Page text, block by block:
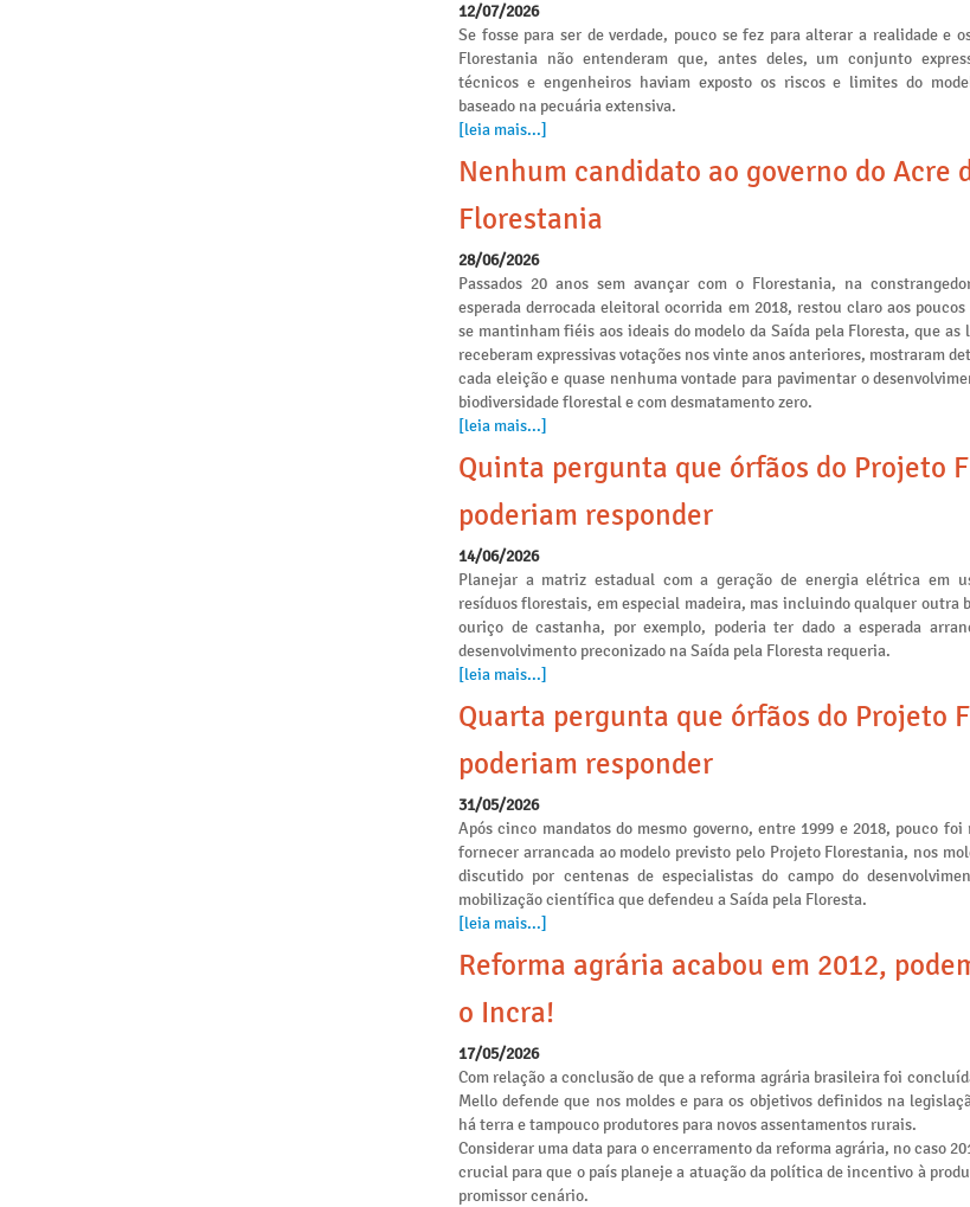
12/07/2026
Se fosse para ser de verdade, pouco se fez para alterar a realidade e
Florestania não entenderam que, antes deles, um conjunto
técnicos e engenheiros haviam exposto os riscos e limites do
baseado na pecuária extensiva.
[leia mais...]
Nenhum candidato ao governo do Acre
Florestania
28/06/2026
Passados 20 anos sem avançar com o Florestania, na
esperada derrocada eleitoral ocorrida em 2018, restou claro aos
se mantinham fiéis aos ideais do modelo da Saída pela Floresta, que
receberam expressivas votações nos vinte anos anteriores, mostraram
cada eleição e quase nenhuma vontade para pavimentar o
biodiversidade florestal e com desmatamento zero.
[leia mais...]
Quinta pergunta que órfãos do Projeto
poderiam responder
14/06/2026
Planejar a matriz estadual com a geração de energia elétrica em
resíduos florestais, em especial madeira, mas incluindo qualquer outra
ouriço de castanha, por exemplo, poderia ter dado a esperada
desenvolvimento preconizado na Saída pela Floresta requeria.
[leia mais...]
Quarta pergunta que órfãos do Projeto
poderiam responder
31/05/2026
Após cinco mandatos do mesmo governo, entre 1999 e 2018, pouco
fornecer arrancada ao modelo previsto pelo Projeto Florestania, nos
discutido por centenas de especialistas do campo do
mobilização científica que defendeu a Saída pela Floresta.
[leia mais...]
Reforma agrária acabou em 2012,
o Incra!
17/05/2026
Com relação a conclusão de que a reforma agrária brasileira foi
Mello defende que nos moldes e para os objetivos definidos na
há terra e tampouco produtores para novos assentamentos rurais.
Considerar uma data para o encerramento da reforma agrária, no caso
crucial para que o país planeje a atuação da política de incentivo à
promissor cenário.